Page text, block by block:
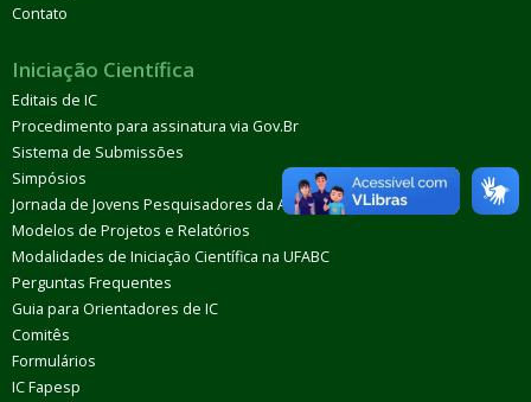
Contato
Iniciação Científica
Editais de IC
Procedimento para assinatura via Gov.Br
Sistema de Submissões
Simpósios
Jornada de Jovens Pesquisadores da AUGM
Modelos de Projetos e Relatórios
Modalidades de Iniciação Científica na UFABC
Perguntas Frequentes
Guia para Orientadores de IC
Comitês
Formulários
IC Fapesp